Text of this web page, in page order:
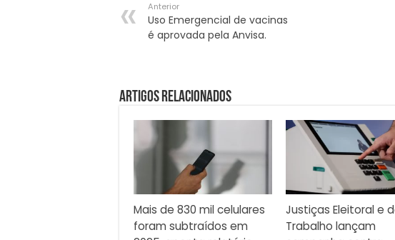
Anterior
Uso Emergencial de vacinas
é aprovada pela Anvisa.
Artigos Relacionados
Mais de 830 mil celulares
foram subtraídos em
Justiças Eleitoral e
Trabalho lançam